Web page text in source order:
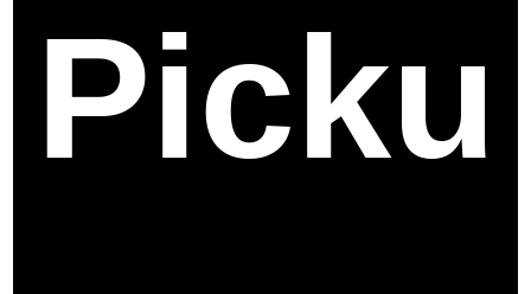
Picku